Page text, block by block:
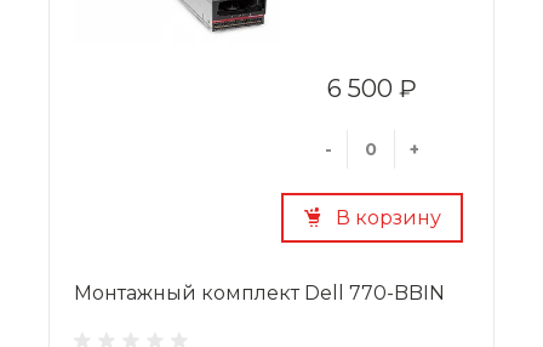
6 500 ₽
- +
В корзину
Монтажный комплект Dell 770-BBIN